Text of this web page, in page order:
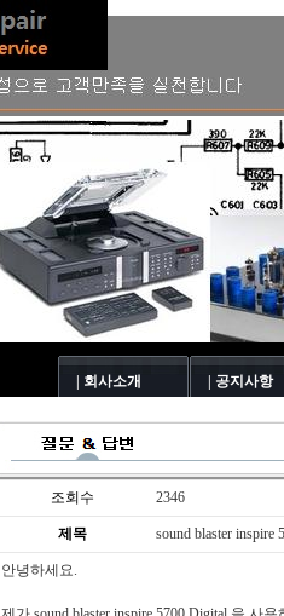
| 공지사항
| 회사소개
조회수
2346
제목 sound blaster
안녕하세요.